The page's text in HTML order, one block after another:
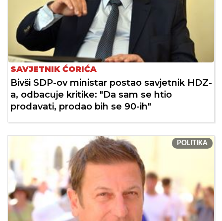
SAVJETNIK ĆORIĆA
Bivši SDP-ov ministar postao savjetnik HDZ-
a, odbacuje kritike: "Da sam se htio
prodavati, prodao bih se 90-ih"
POLITIKA